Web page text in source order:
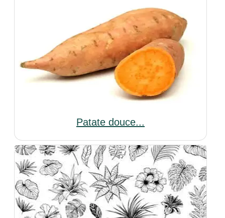
Patate douce...